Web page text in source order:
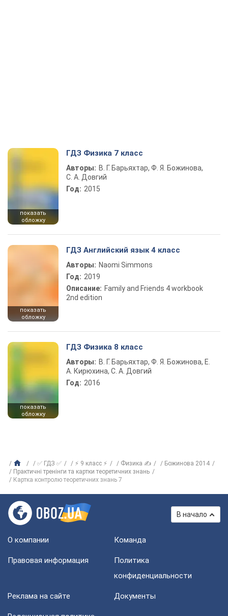
показать
обложку
ГДЗ Физика 7 класс
Авторы: В. Г. Барьяхтар, Ф. Я. Божинова,
С. А. Довгий
Год: 2015
показать
обложку
ГДЗ Английский язык 4 класс
Авторы: Naomi Simmons
Год: 2019
Описание: Family and Friends 4 workbook
2nd edition
показать
обложку
ГДЗ Физика 8 класс
Авторы: В. Г. Барьяхтар, Ф. Я. Божинова, Е.
А. Кирюхина, С. А. Довгий
Год: 2016
✅ ГДЗ ✅ ⚡ 9 класс ⚡ Физика ✍
Божинова 2014
Практичні тренінги та картки теоретичних знань
Картка контролю теоретичних знань 7
В начало
О компании Команда
Правовая информация
Политика
конфиденциальности
Реклама на сайте Документы